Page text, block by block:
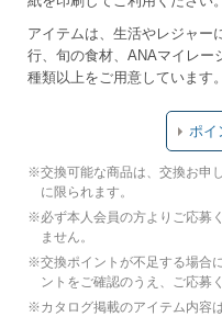
アイテムは、生活やレジャー
行、旬の食材、ANAマイレー
種類以上をご用意しています。
ポイ
※交換可能な商品は、交換お申
に限られます。
※必ず本人会員の方よりご応募
ません。
※交換ポイントが不足する場合
ントをご確認のうえ、ご応募
※カタログ掲載のアイテム内容